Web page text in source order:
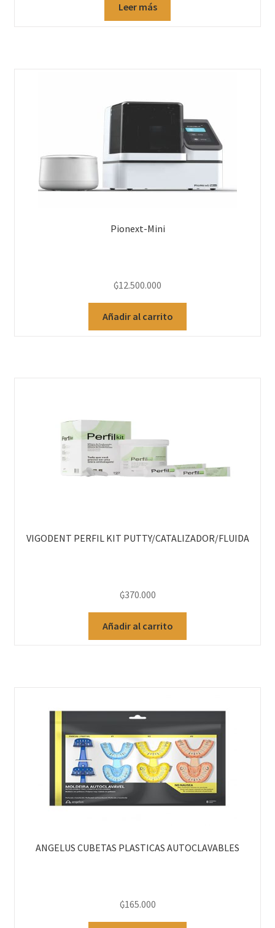
Endodoncia y Periodoncia
Materiales de Impresión
Odontología y Estética
Ortodoncia
Leer más
Pionext-Mini
₲12.500.000
Añadir al carrito
VIGODENT PERFIL KIT PUTTY/CATALIZADOR/FLUIDA
₲370.000
Añadir al carrito
ANGELUS CUBETAS PLASTICAS AUTOCLAVABLES
₲165.000